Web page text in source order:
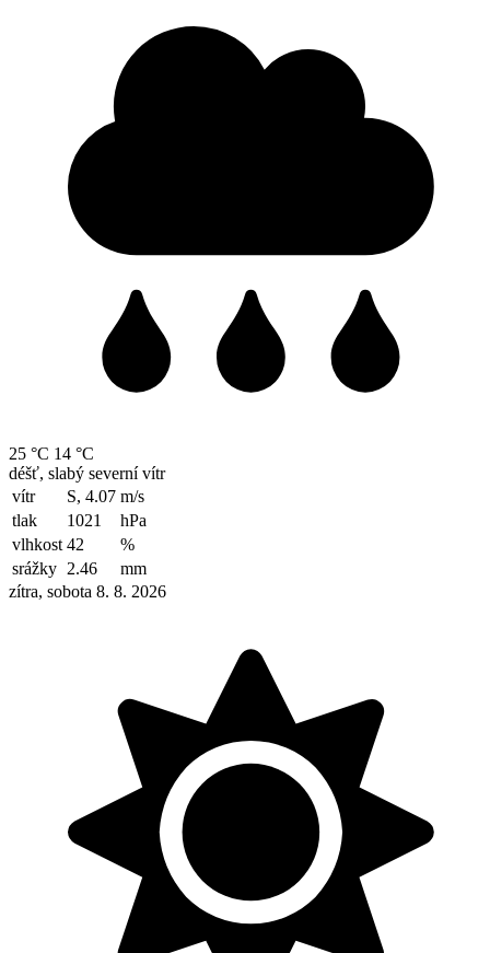
25 °C 14 °C
déšť, slabý severní vítr
vítr
S, 4.07 m/s
tlak
1021
hPa
vlhkost 42
%
srážky 2.46
mm
zítra, sobota 8. 8. 2026